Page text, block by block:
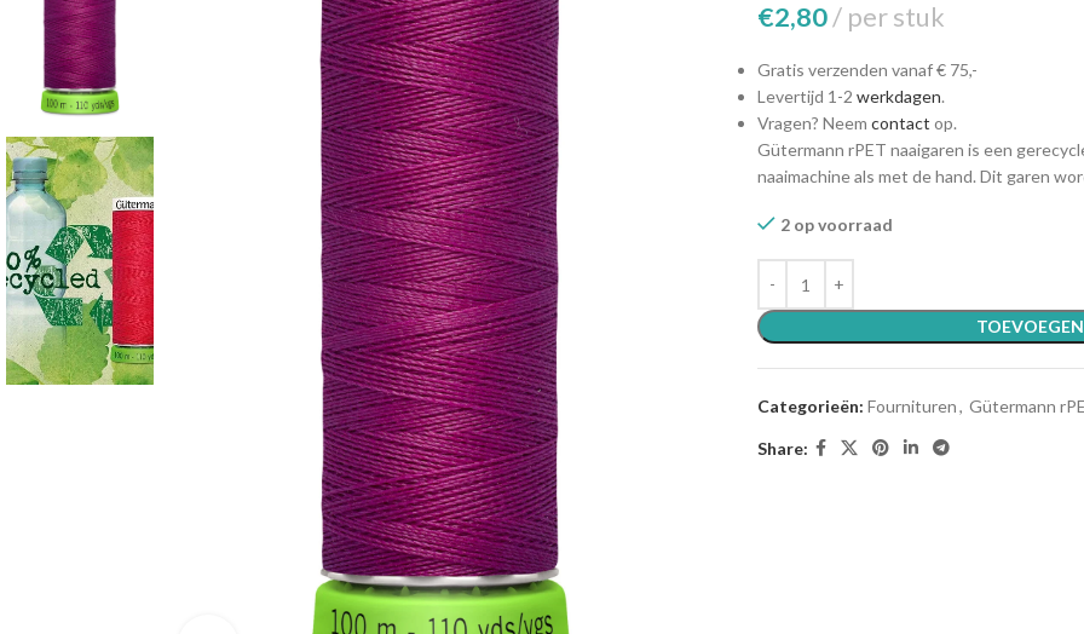
€2,80 per stuk
Gratis verzenden vanaf € 75,-
Levertijd 1-2 werkdagen.
Vragen? Neem contact op.
Gütermann rPET naaigaren is een
naaimachine als met de hand. Dit garen
2 op voorraad
Categorieën: Fournituren, Gütermann
Share: